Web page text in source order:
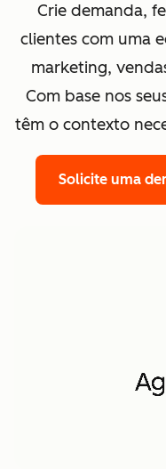
Crie demanda,
clientes com uma
marketing,
Com base nos
têm o contexto
Solicite uma